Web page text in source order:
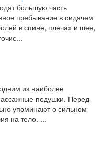
большую часть
пребывание в сидячем
в спине, плечах и шее,
из наиболее
подушки. Перед
упоминают о сильном
на тело. ...